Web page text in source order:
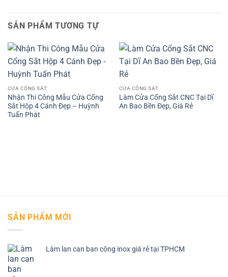
SẢN PHẨM TƯƠNG TỰ
CỬA CỔNG SẮT
Nhận Thi Công Mẫu Cửa Cổng
Sắt Hộp 4 Cánh Đẹp – Huỳnh
Tuấn Phát
CỬA CỔNG SẮT
Làm Cửa Cổng Sắt CNC Tại Dĩ
An Bao Bền Đẹp, Giá Rẻ
SẢN PHẨM MỚI
Làm lan can ban công inox giá rẻ tại TPHCM